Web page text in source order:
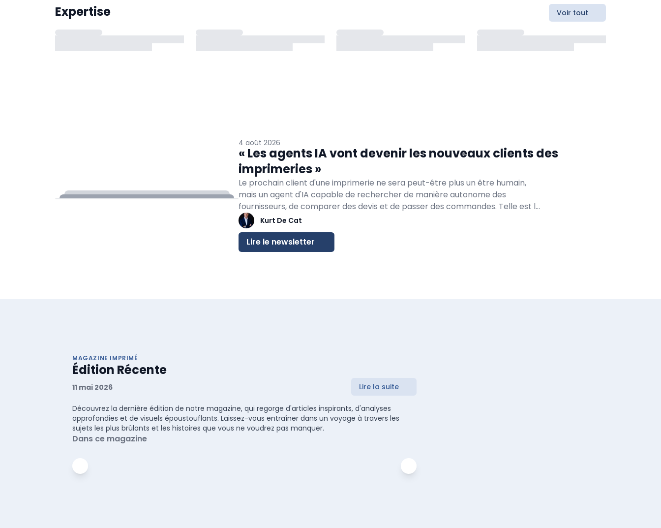
Expertise Voir tout
4 août 2026
« Les agents IA vont devenir les nouveaux clients des
imprimeries »
Le prochain client d'une imprimerie ne sera peut-être plus un être humain,
mais un agent d'IA capable de rechercher de manière autonome des
fournisseurs, de comparer des devis et de passer des commandes. Telle est la
thèse centrale du nouveau livre blanc « Agentic Print – Print Becomes
Infrastructure », dans lequel le cabinet de conseil allemand zipcon consulting
examine les conséquences de l'intelligence artificielle sur le secteur graphique
(en ligne). Bonne lecture !
Kurt De Cat
Lire le newsletter
MAGAZINE IMPRIMÉ
Édition Récente
11 mai 2026 Lire la suite
Découvrez la dernière édition de notre magazine, qui regorge d'articles inspirants, d'analyses
approfondies et de visuels époustouflants. Laissez-vous entraîner dans un voyage à travers les
sujets les plus brûlants et les histoires que vous ne voudrez pas manquer.
Dans ce magazine